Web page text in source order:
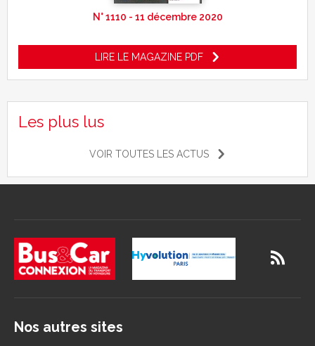
N° 1110 - 11 décembre 2020
LIRE LE MAGAZINE PDF
Les plus lus
VOIR TOUTES LES ACTUS
Nos autres sites